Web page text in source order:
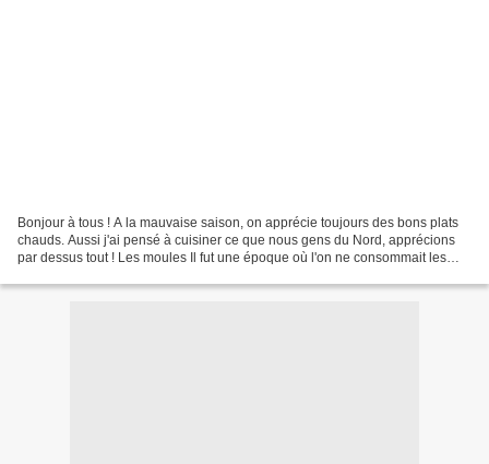
Bonjour à tous ! A la mauvaise saison, on apprécie toujours des bons plats
chauds. Aussi j'ai pensé à cuisiner ce que nous gens du Nord, apprécions
par dessus tout ! Les moules Il fut une époque où l'on ne consommait les